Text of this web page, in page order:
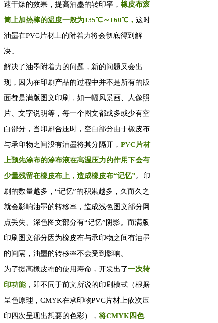
速干燥的效果，提高油墨的转印率， 橡皮布滚
筒上加热棒的温度一般为135℃～160℃， 这时
油墨在PVC片材上的附着力将会彻底得到解
决。
解决了油墨附着力的问题，新的问题又会出
现，因为在印刷产品的过程中并不是所有的版
面都是满版图文印刷，如一幅风景画、人像照
片、文字说明等，每一个图文都或多或少有空
白部分，当印刷合压时，空白部分由于橡皮布
与承印物之间没有油墨将其分隔开， PVC片材
上预先涂布的涂布液在高温压力的作用下会有
少量残留在橡皮布上，造成橡皮布“记忆”。印
刷的数量越多，“记忆”的积累越多，久而久之
就会影响油墨的转移率，造成浅色图文部分网
点丢失、深色图文部分有“记忆”阴影。而满版
印刷图文部分因为橡皮布与承印物之间有油墨
的间隔，油墨的转移率不会受到影响。
为了提高橡皮布的使用寿命，开发出了一次转
印功能，即不同于前文所说的印刷模式（根据
呈色原理，CMYK在承印物PVC片材上依次压
印四次呈现出想要的色彩），将CMYK四色